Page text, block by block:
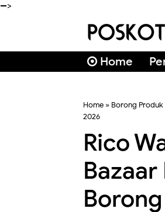
-->
Home
Home » Borong Produk
2026
Rico
Bazaar